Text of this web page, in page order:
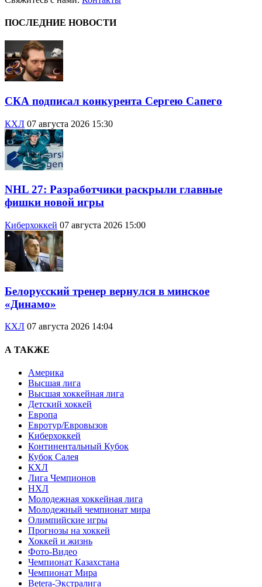
ПОСЛЕДНИЕ НОВОСТИ
СКА подписал конкурента Сергею Сапего
КХЛ 07 августа 2026 15:30
NHL 27: Разработчики раскрыли главные
фишки новой игры
Киберхоккей 07 августа 2026 15:00
Белорусский тренер вернулся в минское
«Динамо»
КХЛ 07 августа 2026 14:04
А ТАКЖЕ
Америка
Высшая лига
Высшая хоккейная лига
Детский хоккей
Европа
Евротур/Евровызов
Киберхоккей
Континентальный Кубок
Кубок Салея
КХЛ
Лига Чемпионов
НХЛ
Молодежная хоккейная лига
Молодежный чемпионат мира
Олимпийские игры
Прогнозы на хоккей
Хоккей и жизнь
Фото-Видео
Чемпионат Казахстана
Чемпионат Мира
Betera-Экстралига